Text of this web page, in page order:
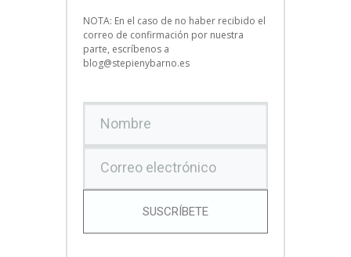
NOTA: En el caso de no haber recibido el
correo de confirmación por nuestra
parte, escríbenos a
blog@stepienybarno.es
SUSCRÍBETE